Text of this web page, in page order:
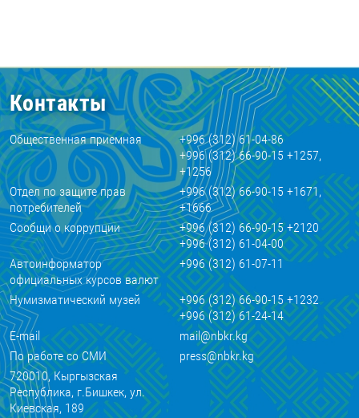
Контакты
Общественная приемная
+996 (312) 61-04-86
+996 (312) 66-90-15 +1257,
+1256
Отдел по защите прав
потребителей
+996 (312) 66-90-15 +1671,
+1666
Сообщи о коррупции
+996 (312) 66-90-15 +2120
+996 (312) 61-04-00
Автоинформатор
официальных курсов валют
+996 (312) 61-07-11
Нумизматический музей
+996 (312) 66-90-15 +1232
+996 (312) 61-24-14
E-mail
mail@nbkr.kg
По работе со СМИ
press@nbkr.kg
720010, Кыргызская
Республика, г.Бишкек, ул.
Киевская, 189